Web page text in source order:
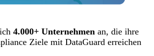
4.000+ Unternehmenan, die ihre
Ziele mit DataGuard erreichen